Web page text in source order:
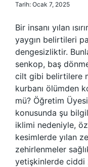
Tarih: Ocak 7, 2025
Bir insanı yılan
yaygın belirtileri
dengesizliktir.
senkop, baş
cilt gibi belirtilere
kurbanı ölümden
mü? Öğretim
konusunda şu
iklimi nedeniyle,
kesimlerde yılan
zehirlenmeler
yetişkinlerde ciddi